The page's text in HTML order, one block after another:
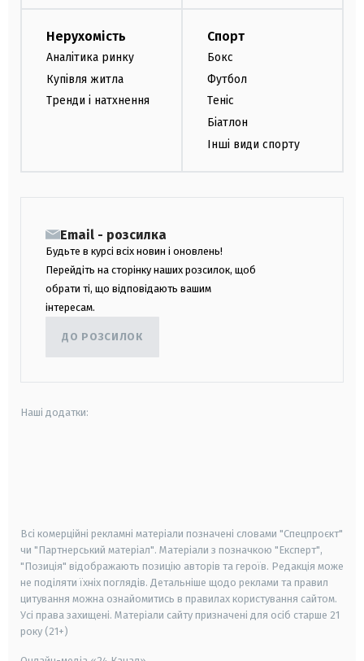
Нерухомість
Аналітика ринку
Купівля житла
Тренди і натхнення
Спорт
Бокс
Футбол
Теніс
Біатлон
Інші види спорту
Email - розсилка
Будьте в курсі всіх новин і оновлень!
Перейдіть на сторінку наших розсилок, щоб
обрати ті, що відповідають вашим
інтересам.
ДО РОЗСИЛОК
Наші додатки:
Всі комерційні рекламні матеріали позначені словами "Спецпроєкт"
чи "Партнерський матеріал". Матеріали з позначкою "Експерт",
"Позиція" відображають позицію авторів та героїв. Редакція може
не поділяти їхніх поглядів. Детальніше щодо реклами та правил
цитування можна ознайомитись в правилах користування сайтом.
Усі права захищені. Матеріали сайту призначені для осіб старше 21
року (21+)